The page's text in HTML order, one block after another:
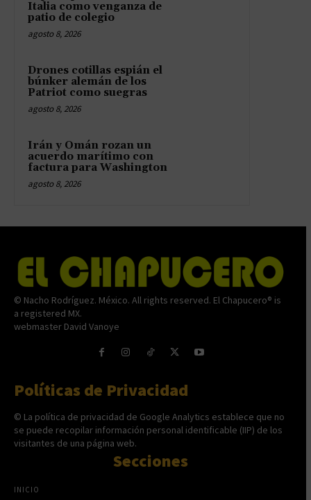
Italia como venganza de
patio de colegio
agosto 8, 2026
Drones cotillas espián el
búnker alemán de los
Patriot como suegras
agosto 8, 2026
Irán y Omán rozan un
acuerdo marítimo con
factura para Washington
agosto 8, 2026
© Nacho Rodríguez. México. All rights reserved. El Chapucero® is
a registered MX.
webmaster David Vanoye
Políticas de Privacidad
© La política de privacidad de Google Analytics establece que no
se puede recopilar información personal identificable (IIP) de los
visitantes de una página web.
Secciones
INICIO